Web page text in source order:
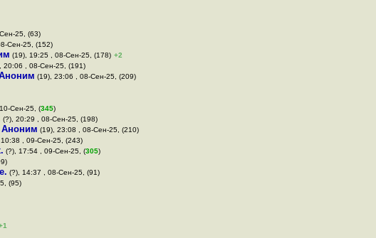
25, (63)
Сен-25, (152)
(19), 19:25 , 08-Сен-25, (178) +2
20:06 , 08-Сен-25, (191)
(19), 23:06 , 08-Сен-25, (209)
Сен-25, (345)
(?), 20:29 , 08-Сен-25, (198)
Аноним (19), 23:08 , 08-Сен-25, (210)
10:38 , 09-Сен-25, (243)
(?), 17:54 , 09-Сен-25, (305)
(?), 14:37 , 08-Сен-25, (91)
(95)